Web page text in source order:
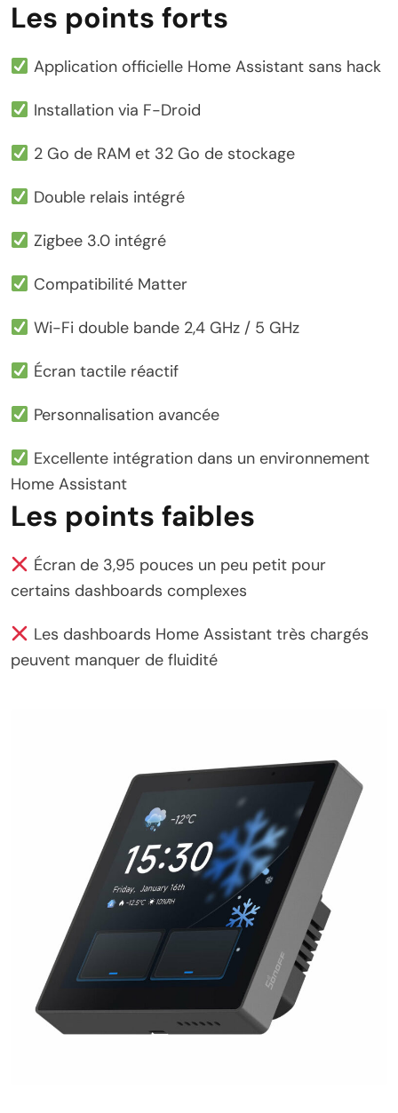
Les points forts
Application officielle Home Assistant sans hack
Installation via F-Droid
2 Go de RAM et 32 Go de stockage
Double relais intégré
Zigbee 3.0 intégré
Compatibilité Matter
Wi-Fi double bande 2,4 GHz / 5 GHz
Écran tactile réactif
Personnalisation avancée
Excellente intégration dans un environnement
Home Assistant
Les points faibles
Écran de 3,95 pouces un peu petit pour
certains dashboards complexes
Les dashboards Home Assistant très chargés
peuvent manquer de fluidité